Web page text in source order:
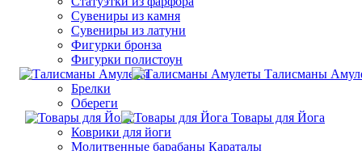
Сувениры из камня
Сувениры из латуни
Фигурки бронза
Фигурки полистоун
Талисманы
Брелки
Обереги
Товары для Йога
Коврики для йоги
Молитвенные барабаны Караталы